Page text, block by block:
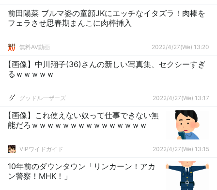
前田陽菜 ブルマ姿の童顔JKにエッチなイタズラ！肉棒を
フェラさせ思春期まんこに肉棒挿入
無料AV動画 2022/4/27(We) 13:20
【画像】中川翔子(36)さんの新しい写真集、セクシーすぎ
るｗｗｗｗｗ
グッドルーザーズ 2022/4/27(We) 13:17
【画像】これ使えない奴って仕事できない無
能だろｗｗｗｗｗｗｗｗｗｗｗｗｗｗｗ
VIPワイドガイド 2022/4/27(We) 13:15
10年前のダウンタウン「リンカーン！アカ
ン警察！MHK！」